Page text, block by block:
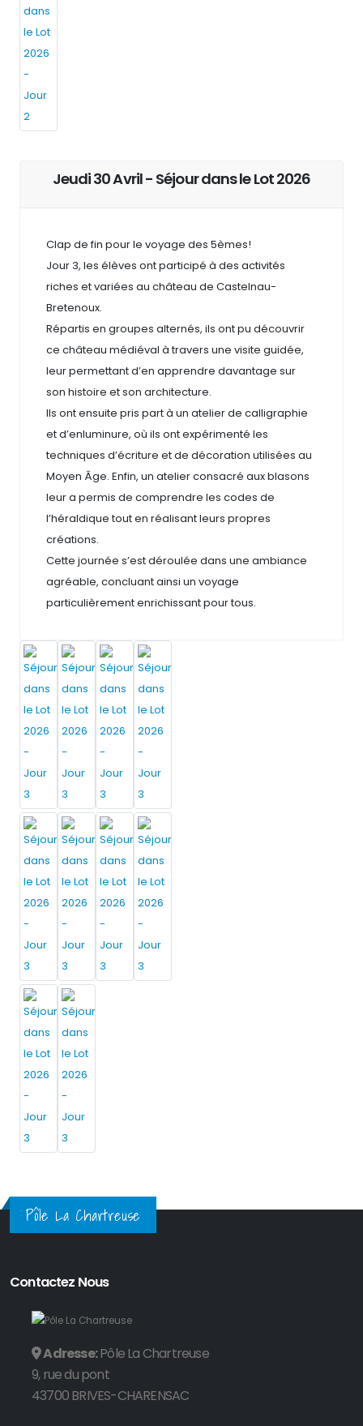
Jeudi 30 Avril - Séjour dans le Lot 2026
Clap de fin pour le voyage des 5èmes!
Jour 3, les élèves ont participé à des activités
riches et variées au château de Castelnau-
Bretenoux.
Répartis en groupes alternés, ils ont pu découvrir
ce château médiéval à travers une visite guidée,
leur permettant d’en apprendre davantage sur
son histoire et son architecture.
Ils ont ensuite pris part à un atelier de calligraphie
et d’enluminure, où ils ont expérimenté les
techniques d’écriture et de décoration utilisées au
Moyen Âge. Enfin, un atelier consacré aux blasons
leur a permis de comprendre les codes de
l’héraldique tout en réalisant leurs propres
créations.
Cette journée s’est déroulée dans une ambiance
agréable, concluant ainsi un voyage
particulièrement enrichissant pour tous.
Pôle La Chartreuse
Contactez Nous
Adresse:Pôle La Chartreuse
9, rue du pont
43700 BRIVES-CHARENSAC